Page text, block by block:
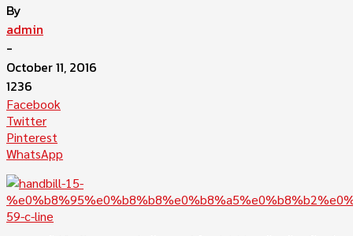
By
admin
-
October 11, 2016
1236
Facebook
Twitter
Pinterest
WhatsApp